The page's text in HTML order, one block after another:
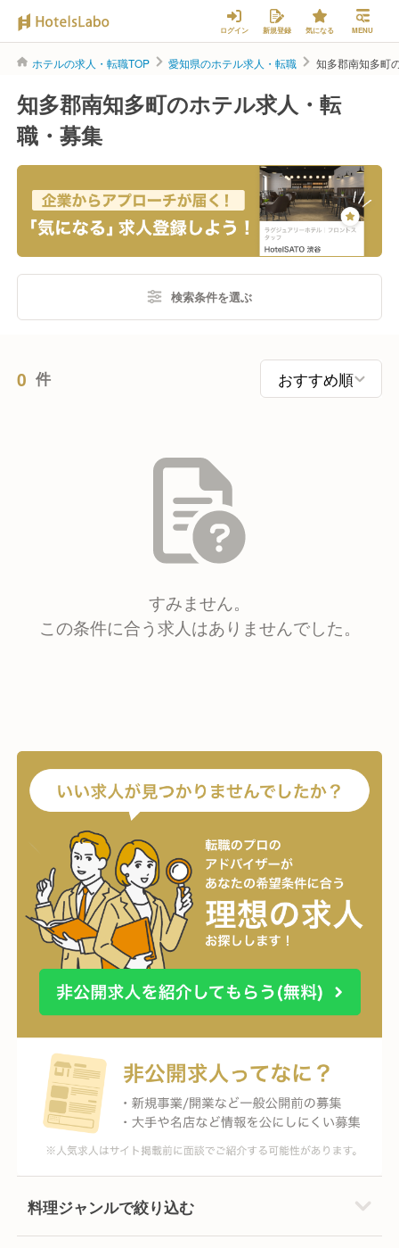
ログイン 新規登録 気になる MENU
ホテルの求人・転職TOP 愛知県のホテル求人・転職 知多郡南知多町
知多郡南知多町のホテル求人・転
職・募集
検索条件を選ぶ
0 件
すみません。
この条件に合う求人はありませんでした。
料理ジャンルで絞り込む